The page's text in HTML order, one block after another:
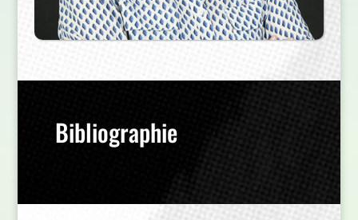
Bibliographie